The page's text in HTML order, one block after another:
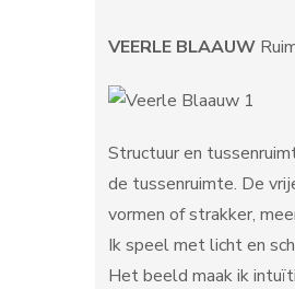
VEERLE BLAAUW
Structuur en
de tussenruimte. De
vormen of strakker,
Ik speel met licht en
Het beeld maak ik